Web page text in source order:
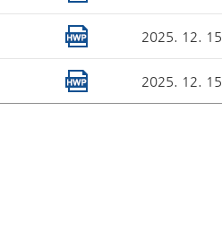
국선대리인 제도
2025. 12. 15.
2025. 12. 15.